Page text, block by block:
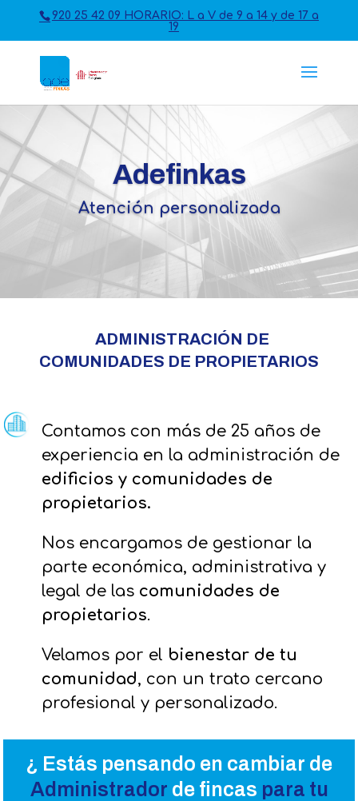
920 25 42 09 HORARIO: L a V de 9 a 14 y de 17 a
19
Adefinkas
Atención personalizada
ADMINISTRACIÓN DE
COMUNIDADES DE PROPIETARIOS
Contamos con más de 25 años de
experiencia en la administración de
edificios y comunidades de
propietarios.
Nos encargamos de gestionar la
parte económica, administrativa y
legal de las comunidades de
propietarios.
Velamos por el bienestar de tu
comunidad, con un trato cercano
profesional y personalizado.
¿ Estás pensando en cambiar de
Administrador de fincas para tu